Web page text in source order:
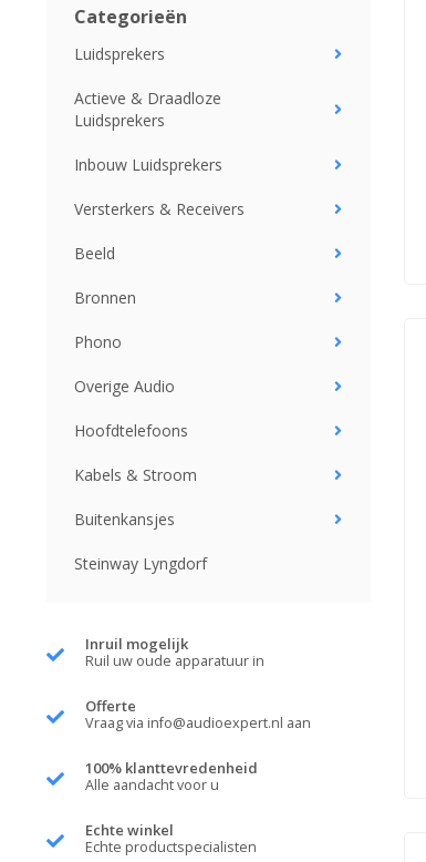
Categorieën
Luidsprekers
Actieve & Draadloze
Luidsprekers
Inbouw Luidsprekers
Versterkers & Receivers
Beeld
Bronnen
Phono
Overige Audio
Hoofdtelefoons
Kabels & Stroom
Buitenkansjes
Steinway Lyngdorf
Inruil mogelijk
Ruil uw oude apparatuur in
Offerte
Vraag via info@audioexpert.nl aan
100% klanttevredenheid
Alle aandacht voor u
Echte winkel
Echte productspecialisten